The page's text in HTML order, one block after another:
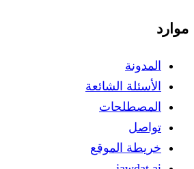
موارد
المدونة
الأسئلة الشائعة
المصطلحات
تواصل
خريطة الموقع